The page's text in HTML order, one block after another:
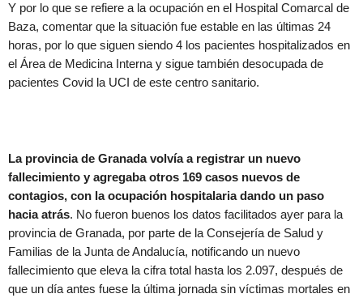
Y por lo que se refiere a la ocupación en el Hospital Comarcal de
Baza, comentar que la situación fue estable en las últimas 24
horas, por lo que siguen siendo 4 los pacientes hospitalizados en
el Área de Medicina Interna y sigue también desocupada de
pacientes Covid la UCI de este centro sanitario.
La provincia de Granada volvía a registrar un nuevo
fallecimiento y agregaba otros 169 casos nuevos de
contagios, con la ocupación hospitalaria dando un paso
hacia atrás. No fueron buenos los datos facilitados ayer para la
provincia de Granada, por parte de la Consejería de Salud y
Familias de la Junta de Andalucía, notificando un nuevo
fallecimiento que eleva la cifra total hasta los 2.097, después de
que un día antes fuese la última jornada sin víctimas mortales en